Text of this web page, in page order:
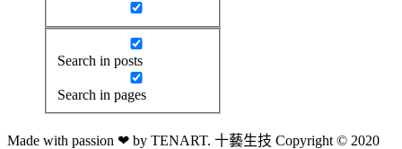
Search in posts
Search in pages
Made with passion ❤ by TENART. 十藝生技 Copyright © 2020